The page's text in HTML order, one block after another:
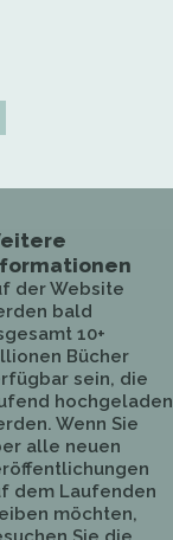
der Website
bald
10+
Bücher
sein, die
hochgeladen
Wenn Sie
alle neuen
dem Laufenden
möchten,